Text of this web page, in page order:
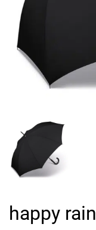
happy rain